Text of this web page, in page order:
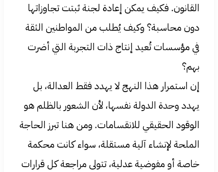
القانون. فكيف يمكن إعادة لجنة ثبتت تجاوزاتها
دون محاسبة؟ وكيف يُطلب من المواطنين الثقة
في مؤسسات تُعيد إنتاج ذات التجربة التي أضرت
بهم؟
إن استمرار هذا النهج لا يهدد فقط العدالة، بل
يهدد وحدة الدولة نفسها، لأن الشعور بالظلم هو
الوقود الحقيقي للانقسامات. ومن هنا تبرز الحاجة
الملحة لإنشاء آلية مستقلة، سواء كانت محكمة
خاصة أو مفوضية عدلية، تتولى مراجعة كل قرارات